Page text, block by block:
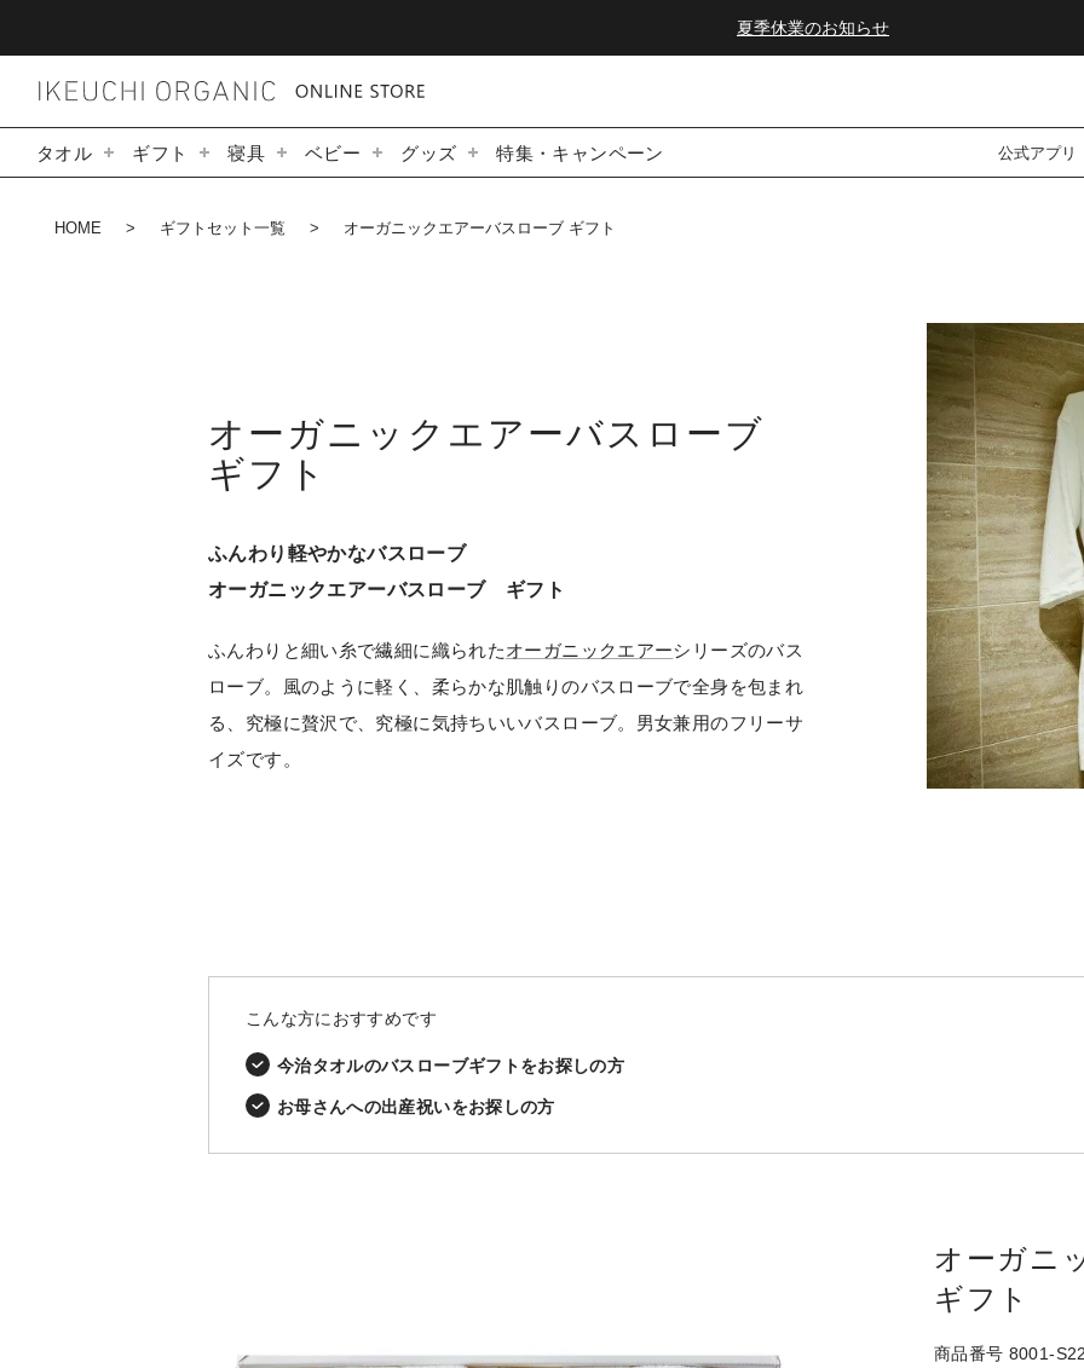
夏季休業のお知らせ
タオル ギフト 寝具 ベビー グッズ 特集・キャンペーン 公式アプリ
HOME ギフトセット一覧 オーガニックエアーバスローブ ギフト
オーガニックエアーバスローブ
ギフト
ふんわり軽やかなバスローブ
オーガニックエアーバスローブ ギフト
ふんわりと細い糸で繊細に織られたオーガニックエアーシリーズのバス
ローブ。風のように軽く、柔らかな肌触りのバスローブで全身を包まれ
る、究極に贅沢で、究極に気持ちいいバスローブ。男女兼用のフリーサ
イズです。
こんな方におすすめです
今治タオルのバスローブギフトをお探しの方
お母さんへの出産祝いをお探しの方
オーガニ
ギフト
商品番号 8001-